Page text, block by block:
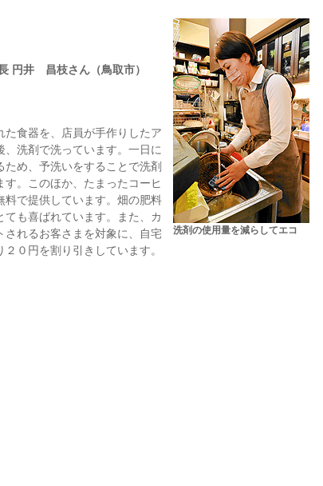
洗剤の使用量を減らしてエコ
円井 昌枝さん（鳥取市）
食器を、店員が手作りしたア
洗剤で洗っています。一日に
め、予洗いをすることで洗剤
。このほか、たまったコーヒ
料で提供しています。畑の肥料
ても喜ばれています。また、カ
されるお客さまを対象に、自宅
０円を割り引きしています。